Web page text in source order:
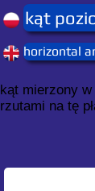
kąt
horizontal
kąt mierzony
rzutami na tę